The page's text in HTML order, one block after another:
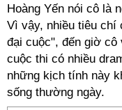
Hoàng Yến nói cô là
Vì vậy, nhiều tiêu
đại cuộc", đến giờ cô
cuộc thi có nhiều
những kịch tính này
sống thường ngày.